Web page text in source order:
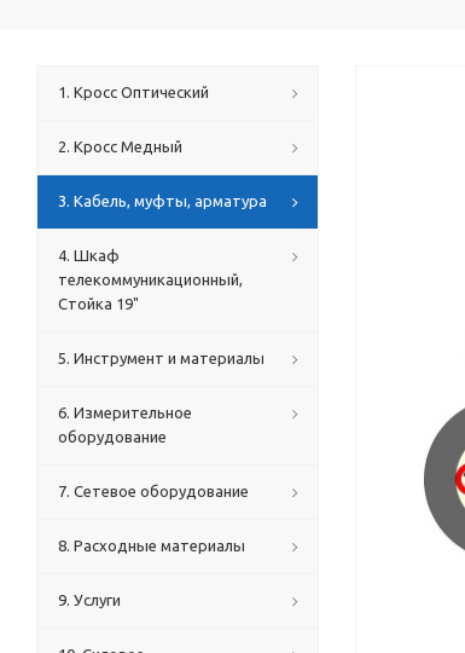
1. Кросс Оптический
2. Кросс Медный
3. Кабель, муфты, арматура
4. Шкаф
телекоммуникационный,
Стойка 19"
5. Инструмент и материалы
6. Измерительное
оборудование
7. Сетевое оборудование
8. Расходные материалы
9. Услуги